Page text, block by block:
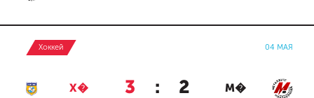
Хоккей 04 МАЯ
Х� 3 : 2 М�